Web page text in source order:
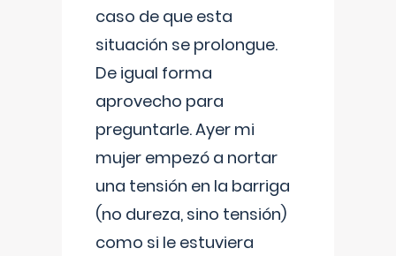
caso de que esta
situación se prolongue.
De igual forma
aprovecho para
preguntarle. Ayer mi
mujer empezó a nortar
una tensión en la barriga
(no dureza, sino tensión)
como si le estuviera